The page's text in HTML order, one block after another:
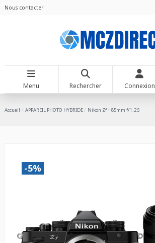
Nous contacter
Menu Rechercher Connexion
Accueil APPAREIL PHOTO HYBRIDE Nikon Zf + 85mm f/1.2 S
-5%